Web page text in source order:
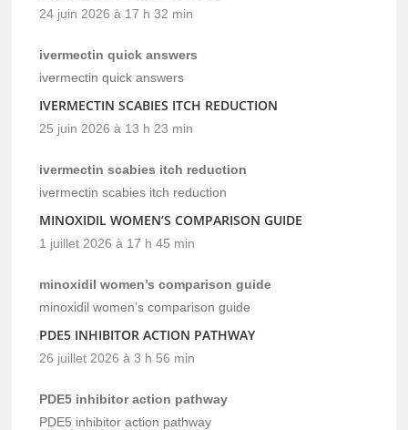
24 juin 2026 à 17 h 32 min
ivermectin quick answers
ivermectin quick answers
IVERMECTIN SCABIES ITCH REDUCTION
25 juin 2026 à 13 h 23 min
ivermectin scabies itch reduction
ivermectin scabies itch reduction
MINOXIDIL WOMEN’S COMPARISON GUIDE
1 juillet 2026 à 17 h 45 min
minoxidil women’s comparison guide
minoxidil women’s comparison guide
PDE5 INHIBITOR ACTION PATHWAY
26 juillet 2026 à 3 h 56 min
PDE5 inhibitor action pathway
PDE5 inhibitor action pathway